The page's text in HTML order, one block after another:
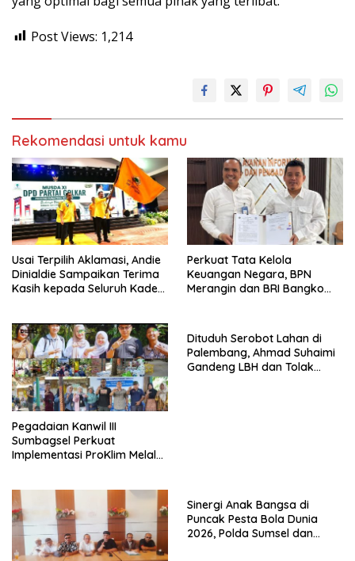
Post Views: 1,214
Rekomendasi untuk kamu
Usai Terpilih Aklamasi, Andie
Dinialdie Sampaikan Terima
Kasih kepada Seluruh Kader
Perkuat Tata Kelola
Keuangan Negara, BPN
Merangin dan BRI Bangko
Pegadaian Kanwil III
Sumbagsel Perkuat
Implementasi ProKlim Melalui
Dituduh Serobot Lahan di
Palembang, Ahmad Suhaimi
Gandeng LBH dan Tolak
Sinergi Anak Bangsa di
Puncak Pesta Bola Dunia
2026, Polda Sumsel dan